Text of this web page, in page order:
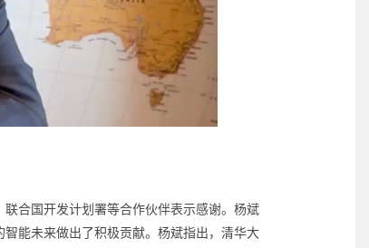
合国开发计划署等合作伙伴表示感谢。杨斌
能未来做出了积极贡献。杨斌指出，清华大